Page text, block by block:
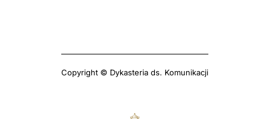
Copyright © Dykasteria ds. Komunikacji